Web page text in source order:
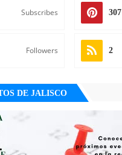
Subscribes 307
Followers 2
DE JALISCO